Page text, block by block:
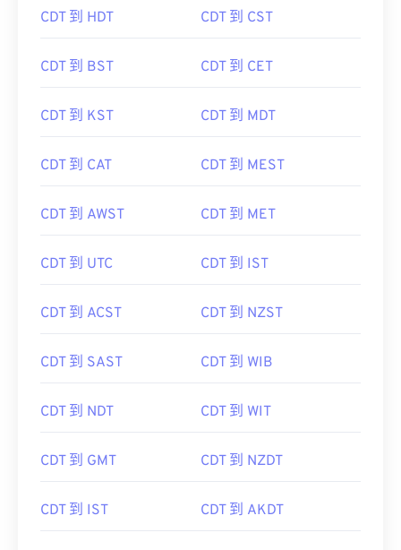
CDT 到 HDT CDT 到 CST
CDT 到 BST CDT 到 CET
CDT 到 KST CDT 到 MDT
CDT 到 CAT CDT 到 MEST
CDT 到 AWST CDT 到 MET
CDT 到 UTC CDT 到 IST
CDT 到 ACST CDT 到 NZST
CDT 到 SAST CDT 到 WIB
CDT 到 NDT CDT 到 WIT
CDT 到 GMT CDT 到 NZDT
CDT 到 IST CDT 到 AKDT